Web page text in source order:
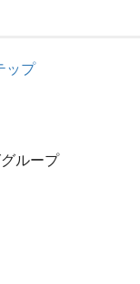
ップ
ループ